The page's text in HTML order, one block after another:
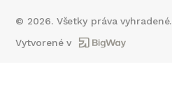
© 2026. Všetky práva vyhradené.
Vytvorené v